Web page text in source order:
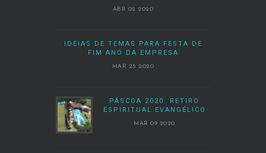
ABR 02 2020
IDEIAS DE TEMAS PARA FESTA DE
FIM ANO DA EMPRESA
MAR 25 2020
PÁSCOA 2020: RETIRO
ESPIRITUAL EVANGÉLICO
MAR 09 2020